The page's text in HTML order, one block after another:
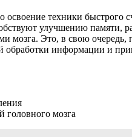
техники быстрого
улучшению
Это, в свою очередь,
обработки информации и
головного мозга